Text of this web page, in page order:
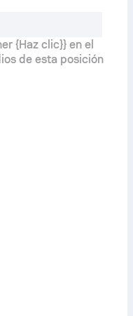
{Haz clic}} en el
de esta posición